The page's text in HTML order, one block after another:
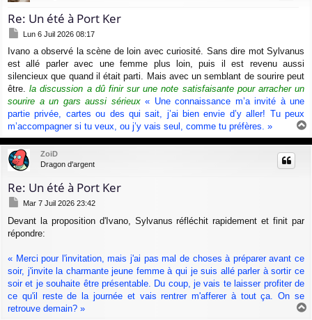
Re: Un été à Port Ker
M
s
a
e
Lun 6 Juil 2026 08:17
Ivano a observé la scène de loin avec curiosité. Sans dire mot Sylvanus
est allé parler avec une femme plus loin, puis il est revenu aussi
silencieux que quand il était parti. Mais avec un semblant de sourire peut
être.la discussion a dû finir sur une note satisfaisante pour arracher un
sourire a un gars aussi sérieux « Une connaissance m’a invité à une
partie privée, cartes ou des qui sait, j’ai bien envie d’y aller! Tu peux
m’accompagner si tu veux, ou j’y vais seul, comme tu préfères. »
a
u
ZoiD
Dragon d'argent
Re: Un été à Port Ker
M
s
s
g
e
Mar 7 Juil 2026 23:42
Devant la proposition d'Ivano, Sylvanus réfléchit rapidement et finit par
répondre:
« Merci pour l'invitation, mais j'ai pas mal de choses à préparer avant ce
soir, j'invite la charmante jeune femme à qui je suis allé parler à sortir ce
soir et je souhaite être présentable. Du coup, je vais te laisser profiter de
ce qu'il reste de la journée et vais rentrer m'afferer à tout ça. On se
retrouve demain? »